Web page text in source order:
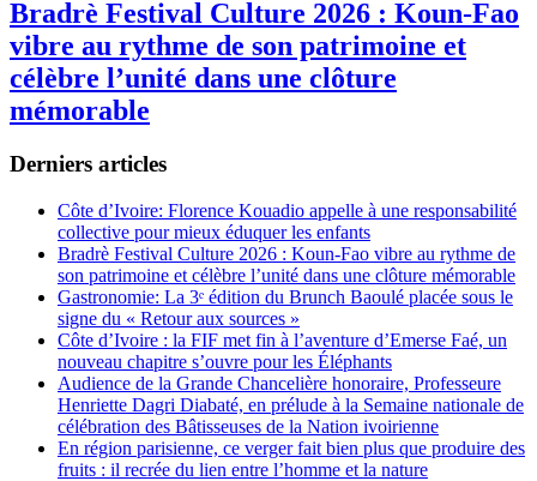
Bradrè Festival Culture 2026 : Koun-Fao
vibre au rythme de son patrimoine et
célèbre l’unité dans une clôture
mémorable
Derniers articles
Côte d’Ivoire: Florence Kouadio appelle à une responsabilité
collective pour mieux éduquer les enfants
Bradrè Festival Culture 2026 : Koun-Fao vibre au rythme de
son patrimoine et célèbre l’unité dans une clôture mémorable
Gastronomie: La 3ᵉ édition du Brunch Baoulé placée sous le
signe du « Retour aux sources »
Côte d’Ivoire : la FIF met fin à l’aventure d’Emerse Faé, un
nouveau chapitre s’ouvre pour les Éléphants
Audience de la Grande Chancelière honoraire, Professeure
Henriette Dagri Diabaté, en prélude à la Semaine nationale de
célébration des Bâtisseuses de la Nation ivoirienne
En région parisienne, ce verger fait bien plus que produire des
fruits : il recrée du lien entre l’homme et la nature